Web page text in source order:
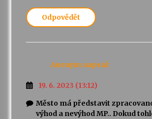
Odpovědět
Anonym napsal:
19. 6. 2023 (13:12)
Město má představit
výhod a nevýhod MP.. Dokud